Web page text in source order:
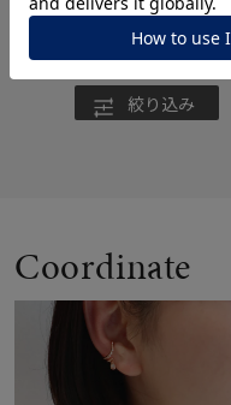
絞り込み
Coordinate